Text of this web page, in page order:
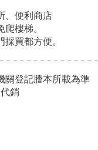
、便利商店
樓梯。
買都方便。
關登記謄本所載為準
銷